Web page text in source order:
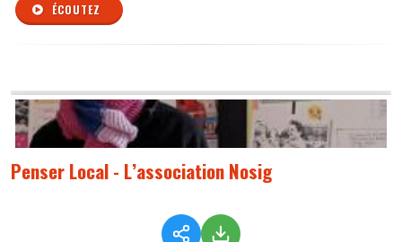
ÉCOUTEZ
Penser Local - L’association Nosig